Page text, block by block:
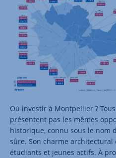
Où investir à Montpellier ?
présentent pas les mêmes
historique, connu sous le nom
sûre. Son charme
étudiants et jeunes actifs. À